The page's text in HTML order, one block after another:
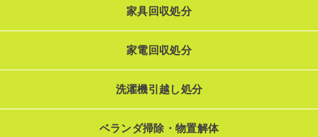
家具回収処分
家電回収処分
洗濯機引越し処分
ベランダ掃除・物置解体